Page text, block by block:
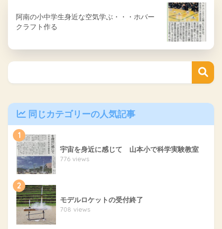
阿南の小中学生身近な空気学ぶ・・・ホバー
クラフト作る
同じカテゴリーの人気記事
1
宇宙を身近に感じて 山本小で科学実験教室
776 views
2
モデルロケットの受付終了
708 views